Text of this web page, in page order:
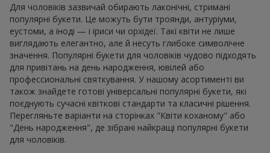
Для чоловіків зазвичай обирають лаконічні, стримані
популярні букети. Це можуть бути троянди, антуріуми,
еустоми, а іноді — і іриси чи орхідеї. Такі квіти не лише
виглядають елегантно, але й несуть глибоке символічне
значення. Популярні букети для чоловіків чудово підходять
для привітань на день народження, ювілей або
профессиональні святкування. У нашому асортименті ви
також знайдете готові універсальні популярні букети, які
поєднують сучасні квіткові стандарти та класичні рішення.
Перегляньте варіанти на сторінках "Квіти коханому" або
"День народження", де зібрані найкращі популярні букети
для чоловіків.